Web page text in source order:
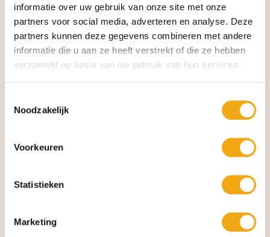
informatie over uw gebruik van onze site met onze
partners voor social media, adverteren en analyse. Deze
partners kunnen deze gegevens combineren met andere
informatie die u aan ze heeft verstrekt of die ze hebben
verzameld op basis van uw gebruik van hun services.
Noodzakelijk
Voorkeuren
Statistieken
Marketing
Exclusief kunstwerk met tijdloze uitstraling
Symboliek
De stier staat wereldwijd bekend als symbool voor kracht, moed,
stabiliteit, bescherming, vruchtbaarheid, doorzettingsvermogen en
succes. In vele culturen vertegenwoordigt hij leiderschap, welvaart en de
Perfect voor
Villa's
Bedrijfspanden
Luxe buitenprojecten